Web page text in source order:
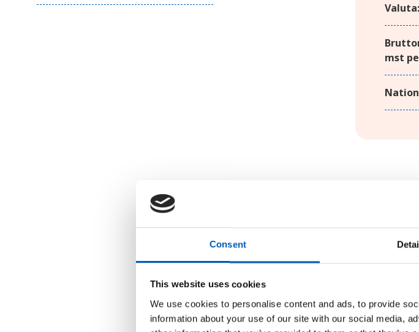
Consent
This website uses cookies
We use cookies to personalise content and ads, to provide
information about your use of our site with our social media,
Valuta:
mst
Pakistan
ligger
centrala
består av
och bildar